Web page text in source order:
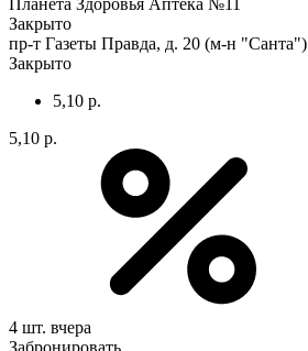
Закрыто
пр-т Газеты Правда, д. 20 (м-н "Санта")
Закрыто
5,10 р.
5,10 р.
4 шт. вчера
Забронировать